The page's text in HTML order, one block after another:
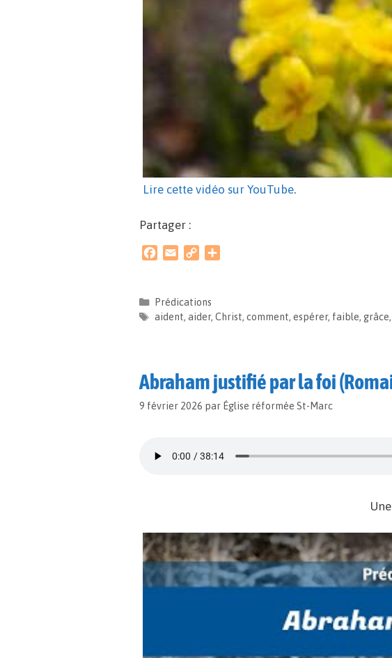
Lire cette vidéo sur YouTube.
Partager :
e
b
i
l
y
L
a
Prédications
aident, aider, Christ, comment, espérer, faible, grâce,
Abraham justifié par la foi
9 février 2026 par Église réformée St-Marc